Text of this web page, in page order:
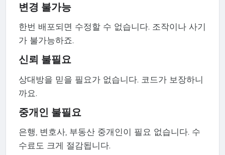
변경 불가능
한번 배포되면 수정할 수 없습니다. 조작이나 사기
가 불가능하죠.
신뢰 불필요
상대방을 믿을 필요가 없습니다. 코드가 보장하니
까요.
중개인 불필요
은행, 변호사, 부동산 중개인이 필요 없습니다. 수
수료도 크게 절감됩니다.